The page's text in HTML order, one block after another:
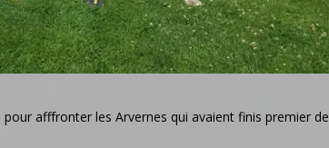
afffronter les Arvernes qui avaient finis premier de